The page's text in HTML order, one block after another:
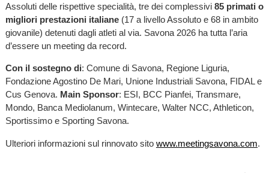
Assoluti delle rispettive specialità, tre dei complessivi 85 primati o
migliori prestazioni italiane(17 a livello Assoluto e 68 in ambito
giovanile) detenuti dagli atleti al via. Savona 2026 ha tutta l’aria
d’essere un meeting da record.
Con il sostegno di: Comune di Savona, Regione Liguria,
Fondazione Agostino De Mari, Unione Industriali Savona, FIDAL e
Cus Genova. Main Sponsor: ESI, BCC Pianfei, Transmare,
Mondo, Banca Mediolanum, Wintecare, Walter NCC, Athleticon,
Sportissimo e Sporting Savona.
Ulteriori informazioni sul rinnovato sito www.meetingsavona.com.